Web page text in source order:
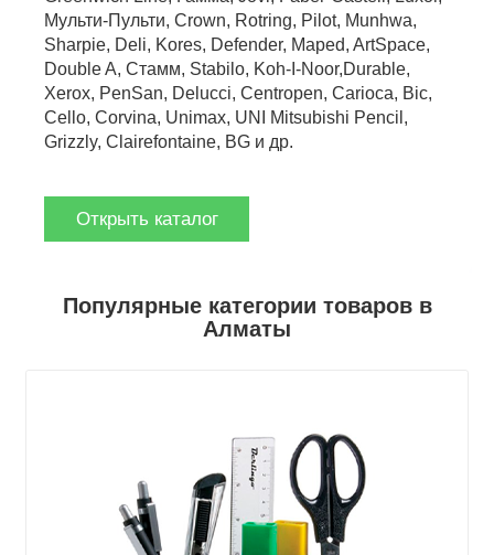
Мульти-Пульти, Crown, Rotring, Pilot, Munhwa,
Sharpie, Deli, Kores, Defender, Maped, ArtSpace,
Double A, Стамм, Stabilo, Koh-I-Noor,Durable,
Xerox, PenSan, Delucci, Centropen, Carioca, Bic,
Cello, Corvina, Unimax, UNI Mitsubishi Pencil,
Grizzly, Clairefontaine, BG и др.
Открыть каталог
Популярные категории товаров в
Алматы